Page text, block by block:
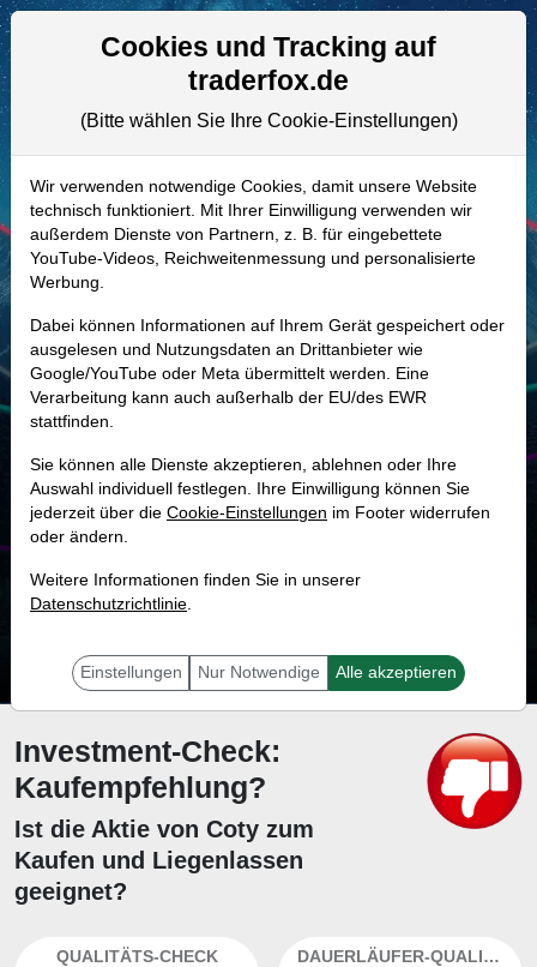
Aktien- und Artikelsuche
A1WY6X | COTY–Coty Aktie
Realtime-Aktienkurs:
-
-
Marktkapitalisierung 2,49 Mrd. USD
Unternehmenswert 5,80 Mrd. USD
MONKEY-TRADER INDIKATOR
14.0 %
Mit 14.0 % Wahrscheinlichkeit wird selbst der unglücklichst agierende Trader
Investment-Check:
Kaufempfehlung?
Ist die Aktie von Coty zum
Kaufen und Liegenlassen
geeignet?
QUALITÄTS-CHECK DAUERLÄUFER-QUALITÄTEN
Cookies und Tracking auf
traderfox.de
(Bitte wählen Sie Ihre Cookie-Einstellungen)
Wir verwenden notwendige Cookies, damit unsere Website
technisch funktioniert. Mit Ihrer Einwilligung verwenden wir
außerdem Dienste von Partnern, z. B. für eingebettete
YouTube-Videos, Reichweitenmessung und personalisierte
Werbung.
Dabei können Informationen auf Ihrem Gerät gespeichert oder
ausgelesen und Nutzungsdaten an Drittanbieter wie
Google/YouTube oder Meta übermittelt werden. Eine
Verarbeitung kann auch außerhalb der EU/des EWR
stattfinden.
Sie können alle Dienste akzeptieren, ablehnen oder Ihre
Auswahl individuell festlegen. Ihre Einwilligung können Sie
jederzeit über die Cookie-Einstellungen im Footer widerrufen
oder ändern.
Weitere Informationen finden Sie in unserer
Datenschutzrichtlinie.
Einstellungen Nur Notwendige Alle akzeptieren